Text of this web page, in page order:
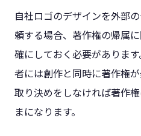
自社ロゴのデザインを外部
頼する場合、著作権の帰属
確にしておく必要がありま
者には創作と同時に著作権
取り決めをしなければ著作
まになります。